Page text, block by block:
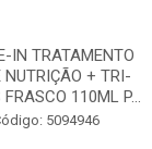
IN TRATAMENTO
NUTRIÇÃO + TRI-
FRASCO 110ML P...
5094946